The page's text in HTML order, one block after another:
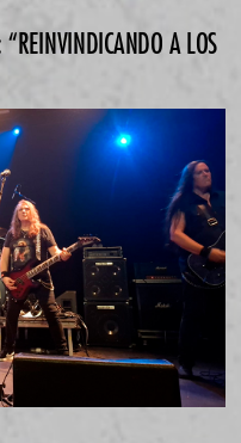
“REINVINDICANDO A LOS